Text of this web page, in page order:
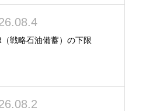
（戦略石油備蓄）の下限